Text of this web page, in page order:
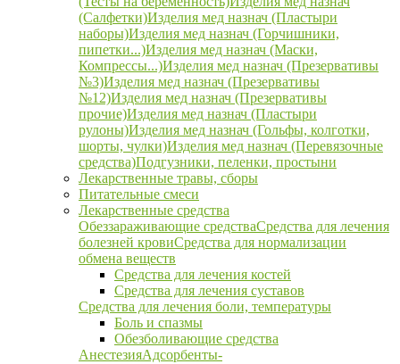
(Салфетки)Изделия мед назнач (Пластыри
наборы)Изделия мед назнач (Горчишники,
пипетки...)Изделия мед назнач (Маски,
Компрессы...)Изделия мед назнач (Презервативы
№3)Изделия мед назнач (Презервативы
№12)Изделия мед назнач (Презервативы
прочие)Изделия мед назнач (Пластыри
рулоны)Изделия мед назнач (Гольфы, колготки,
шорты, чулки)Изделия мед назнач (Перевязочные
средства)Подгузники, пеленки, простыни
Лекарственные травы, сборы
Питательные смеси
Лекарственные средства
Обеззараживающие средстваСредства для лечения
болезней кровиСредства для нормализации
обмена веществ
Средства для лечения костей
Средства для лечения суставов
Средства для лечения боли, температуры
Боль и спазмы
Обезболивающие средства
АнестезияАдсорбенты-